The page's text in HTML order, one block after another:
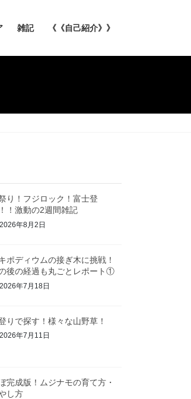
雑記 《《自己紹介》》
り！フジロック！富士登
！激動の2週間雑記
2026年8月2日
ポディウムの接ぎ木に挑戦！
後の経過も丸ごとレポート①
2026年7月18日
りで探す！様々な山野草！
2026年7月11日
完成版！ムジナモの育て方・
し方